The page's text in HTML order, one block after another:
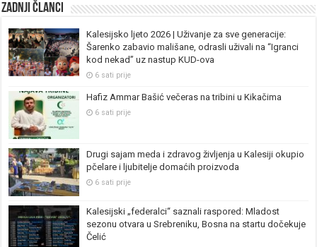
Zadnji članci
Kalesijsko ljeto 2026 | Uživanje za sve generacije:
Šarenko zabavio mališane, odrasli uživali na “Igranci
kod nekad” uz nastup KUD-ova
6 sati prije
Hafiz Ammar Bašić večeras na tribini u Kikačima
6 sati prije
Drugi sajam meda i zdravog življenja u Kalesiji okupio
pčelare i ljubitelje domaćih proizvoda
6 sati prije
Kalesijski „federalci“ saznali raspored: Mladost
sezonu otvara u Srebreniku, Bosna na startu dočekuje
Čelić